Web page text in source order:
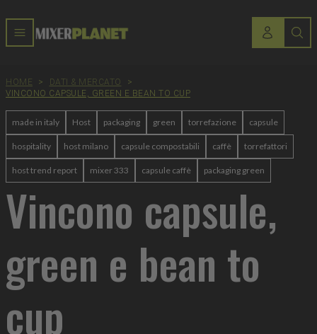
HOME > DATI & MERCATO
>
VINCONO CAPSULE, GREEN E BEAN TO CUP
made in italy Host packaging green torrefazione capsule
hospitality host milano capsule compostabili caffè torrefattori
host trend report mixer 333 capsule caffè packaging green
Vincono capsule,
green e bean to
cup